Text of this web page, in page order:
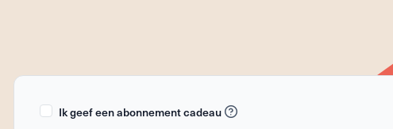
Ik geef een abonnement cadeau